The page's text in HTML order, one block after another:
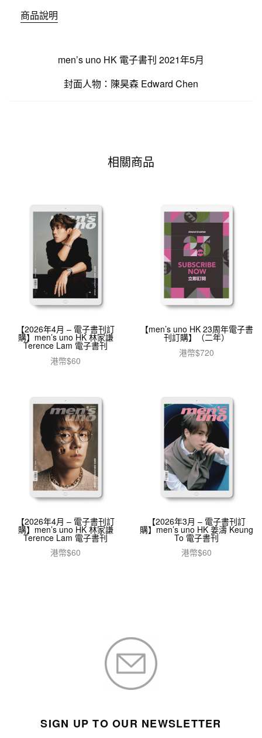
商品說明
men’s uno HK 電子書刊 2021年5月
封面人物：陳昊森 Edward Chen
相關商品
【2026年4月 – 電子書刊訂
購】men’s uno HK 林家謙
Terence Lam 電子書刊
港幣$60
【men’s uno HK 23周年電子書
刊訂購】（二年）
港幣$720
【2026年4月 – 電子書刊訂
購】men’s uno HK 林家謙
Terence Lam 電子書刊
港幣$60
【2026年3月 – 電子書刊訂
購】men’s uno HK 姜濤 Keung
To 電子書刊
港幣$60
SIGN UP TO OUR NEWSLETTER